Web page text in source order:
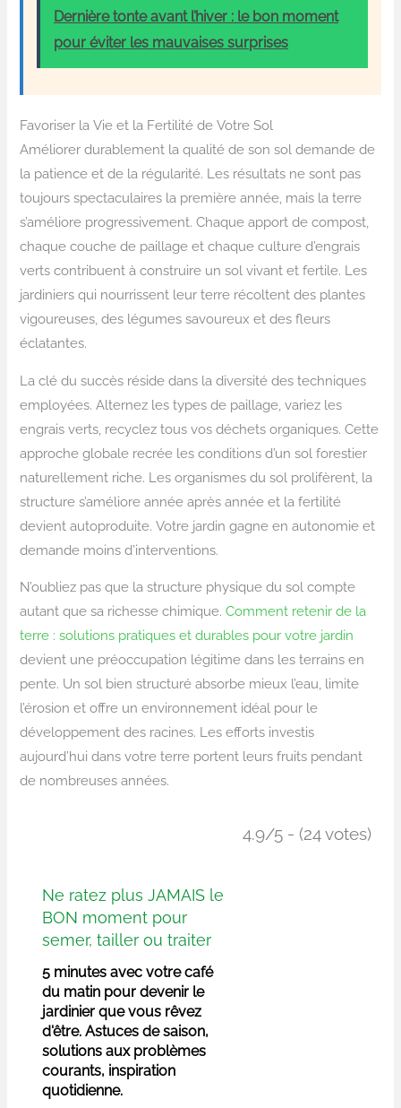
Dernière tonte avant l’hiver : le bon moment
pour éviter les mauvaises surprises
Favoriser la Vie et la Fertilité de Votre Sol
Améliorer durablement la qualité de son sol demande de
la patience et de la régularité. Les résultats ne sont pas
toujours spectaculaires la première année, mais la terre
s’améliore progressivement. Chaque apport de compost,
chaque couche de paillage et chaque culture d’engrais
verts contribuent à construire un sol vivant et fertile. Les
jardiniers qui nourrissent leur terre récoltent des plantes
vigoureuses, des légumes savoureux et des fleurs
éclatantes.
La clé du succès réside dans la diversité des techniques
employées. Alternez les types de paillage, variez les
engrais verts, recyclez tous vos déchets organiques. Cette
approche globale recrée les conditions d’un sol forestier
naturellement riche. Les organismes du sol prolifèrent, la
structure s’améliore année après année et la fertilité
devient autoproduite. Votre jardin gagne en autonomie et
demande moins d’interventions.
N’oubliez pas que la structure physique du sol compte
autant que sa richesse chimique.Comment retenir de la
terre : solutions pratiques et durables pour votre jardin
devient une préoccupation légitime dans les terrains en
pente. Un sol bien structuré absorbe mieux l’eau, limite
l’érosion et offre un environnement idéal pour le
développement des racines. Les efforts investis
aujourd’hui dans votre terre portent leurs fruits pendant
de nombreuses années.
4.9/5 - (24 votes)
Ne ratez plus JAMAIS le
BON moment pour
semer, tailler ou traiter
5 minutes avec votre café
du matin pour devenir le
jardinier que vous rêvez
d'être. Astuces de saison,
solutions aux problèmes
courants, inspiration
quotidienne.